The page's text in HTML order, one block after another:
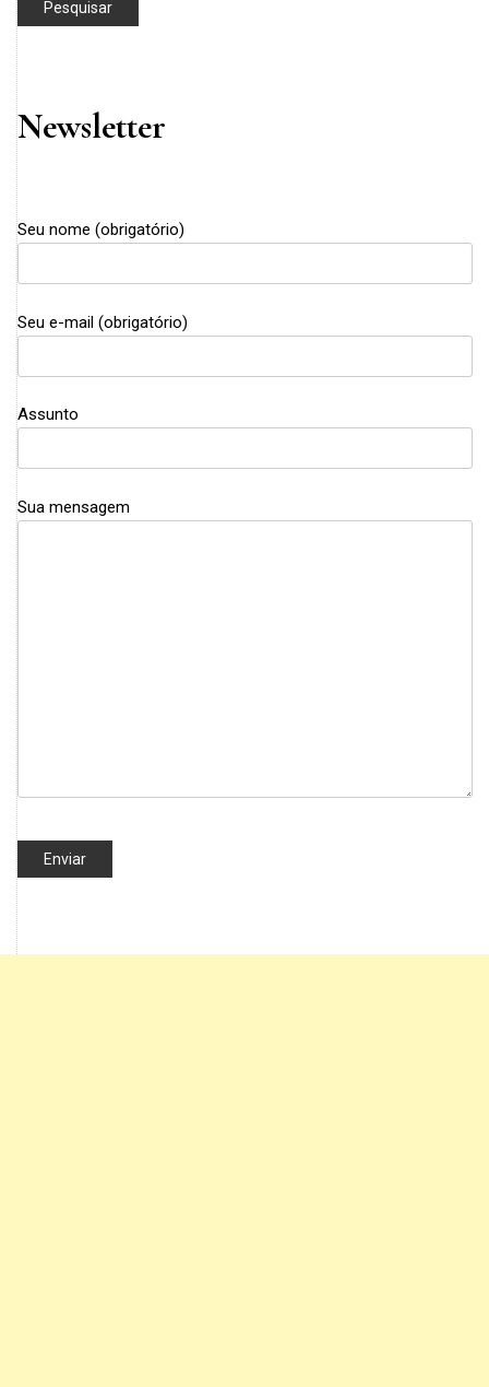
Newsletter
Seu nome (obrigatório)
Seu e-mail (obrigatório)
Assunto
Sua mensagem